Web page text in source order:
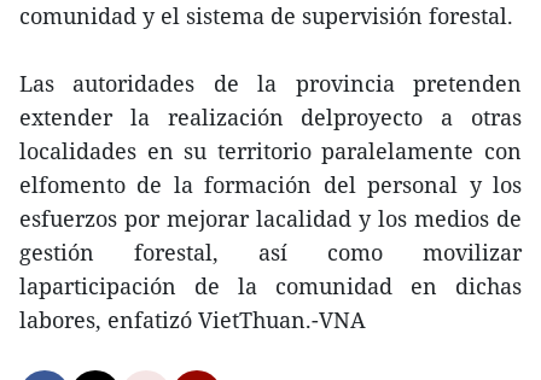
comunidad y el sistema de supervisión forestal.
Las autoridades de la provincia pretenden
extender la realización delproyecto a otras
localidades en su territorio paralelamente con
elfomento de la formación del personal y los
esfuerzos por mejorar lacalidad y los medios de
gestión forestal, así como movilizar
laparticipación de la comunidad en dichas
labores, enfatizó VietThuan.-VNA